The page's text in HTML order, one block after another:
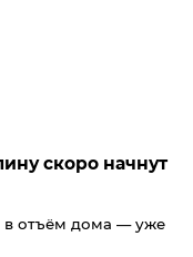
скоро начнут
в отъём дома — уже